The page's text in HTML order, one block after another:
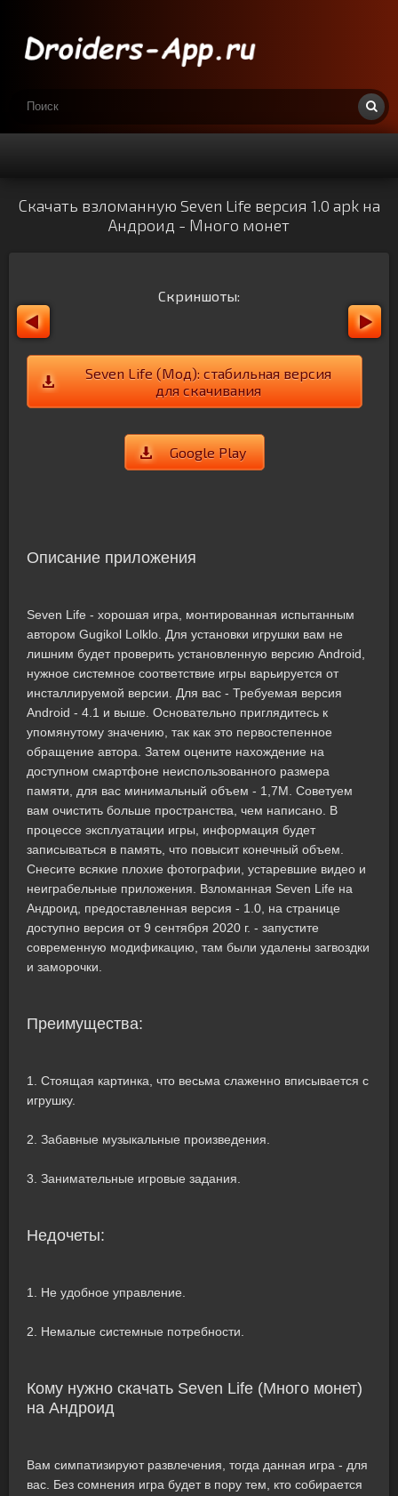
Скачать взломанную Seven Life версия 1.0 apk на
Андроид - Много монет
Скриншоты:
Seven Life (Мод): стабильная версия
для скачивания
Google Play
Описание приложения
Seven Life - хорошая игра, монтированная испытанным
автором Gugikol Lolklo. Для установки игрушки вам не
лишним будет проверить установленную версию Android,
нужное системное соответствие игры варьируется от
инсталлируемой версии. Для вас - Требуемая версия
Android - 4.1 и выше. Основательно приглядитесь к
упомянутому значению, так как это первостепенное
обращение автора. Затем оцените нахождение на
доступном смартфоне неиспользованного размера
памяти, для вас минимальный объем - 1,7M. Советуем
вам очистить больше пространства, чем написано. В
процессе эксплуатации игры, информация будет
записываться в память, что повысит конечный объем.
Снесите всякие плохие фотографии, устаревшие видео и
неиграбельные приложения. Взломанная Seven Life на
Андроид, предоставленная версия - 1.0, на странице
доступно версия от 9 сентября 2020 г. - запустите
современную модификацию, там были удалены загвоздки
и заморочки.
Преимущества:
1. Стоящая картинка, что весьма слаженно вписывается с
игрушку.
2. Забавные музыкальные произведения.
3. Занимательные игровые задания.
Недочеты:
1. Не удобное управление.
2. Немалые системные потребности.
Кому нужно скачать Seven Life (Много монет)
на Андроид
Вам симпатизируют развлечения, тогда данная игра - для
вас. Без сомнения игра будет в пору тем, кто собирается